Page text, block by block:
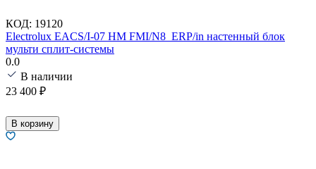
КОД: 19120
Electrolux EACS/I-07 HM FMI/N8_ERP/in настенный блок
мульти сплит-системы
0.0
В наличии
23 400 ₽
В корзину